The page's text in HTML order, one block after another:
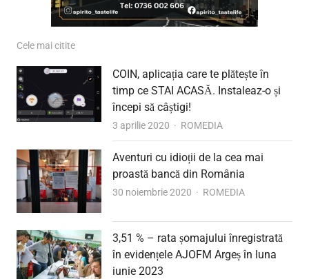
Cele mai citite
COIN, aplicația care te plătește în
timp ce STAI ACASĂ. Instaleaz-o și
începi să câștigi!
3 aprilie 2020 Author
ROMEDIA
Aventuri cu idioții de la cea mai
proastă bancă din România
30 noiembrie 2020 Author
ROMEDIA
3,51 % – rata șomajului înregistrată
în evidențele AJOFM Argeș în luna
iunie 2023